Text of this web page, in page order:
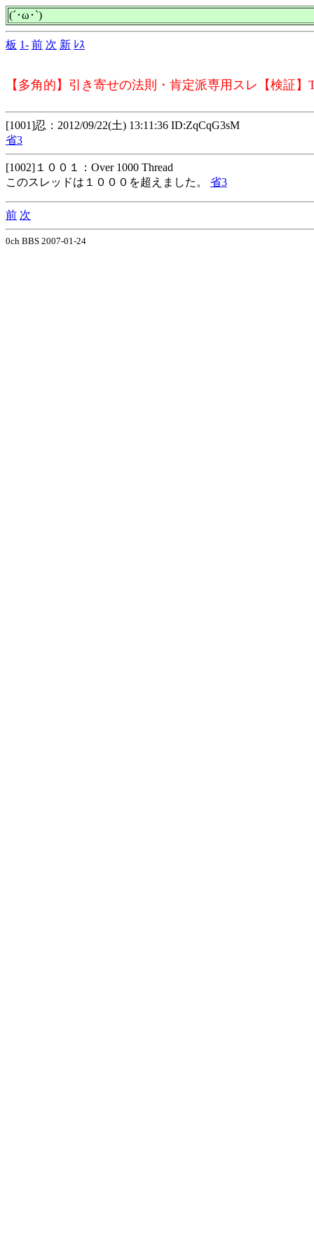
(´･ω･`)
板 1- 前 次 新 ﾚｽ
【多角的】引き寄せの法則・肯定派専用スレ【検証】
[1001]忍：2012/09/22(土) 13:11:36 ID:ZqCqG3sM
省3
[1002]１００１：Over 1000 Thread
このスレッドは１０００を超えました。 省3
前 次
0ch BBS 2007-01-24